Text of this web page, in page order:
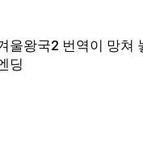
울왕국2 번역이 망쳐
딩